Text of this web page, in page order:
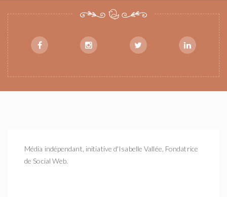
Média indépendant, initiative d'Isabelle Vallée, Fondatrice
de Social Web.